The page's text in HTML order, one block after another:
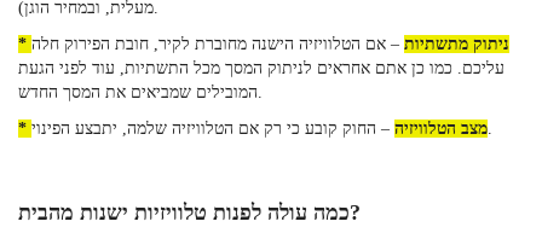
* ניתוק מתשתיות – אם הטלוויזיה הישנה מחוברת לקיר, חובת הפירוק חלה
עליכם. כמו כן אתם אחראים לניתוק המסך מכל התשתיות, עוד לפני הגעת
* מצב הטלוויזיה
כמה עולה לפנות טלוויזיות ישנות מהבית?